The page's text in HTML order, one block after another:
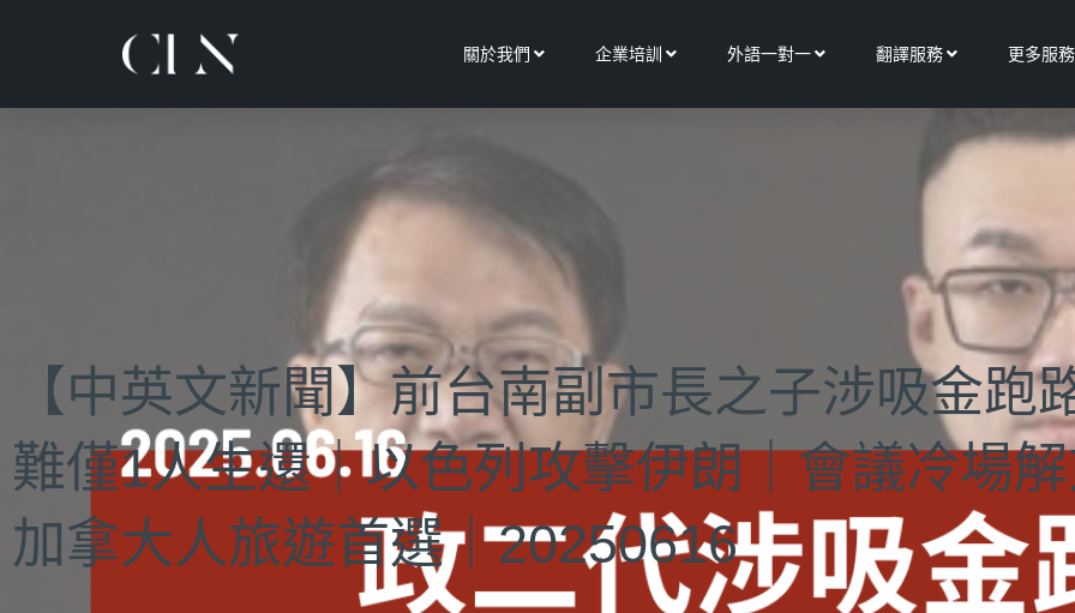
關於我們 Open 關於我們
企業培訓 Open 企業培訓
外語一對一Open 外語一對一
翻譯服務Open 翻譯服務
更多服務
【中英文新聞】前台南副市長之子涉吸金跑
難僅1人生還｜以色列攻擊伊朗｜會議冷場
加拿大人旅遊首選｜20250616